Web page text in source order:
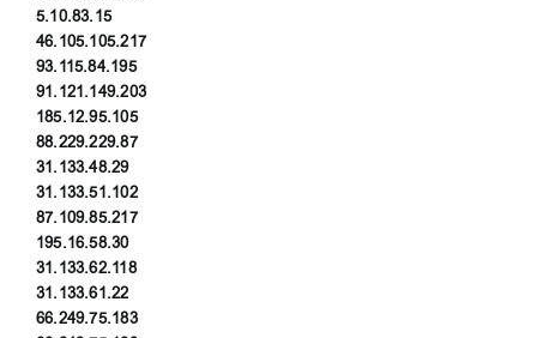
5.10.83.15
46.105.105.217
93.115.84.195
91.121.149.203
185.12.95.105
88.229.229.87
31.133.48.29
31.133.51.102
87.109.85.217
195.16.58.30
31.133.62.118
31.133.61.22
66.249.75.183